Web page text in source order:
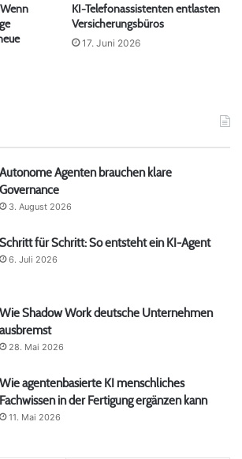
KI-Telefonassistenten entlasten
Versicherungsbüros
17. Juni 2026
Autonome Agenten brauchen klare
Governance
3. August 2026
Schritt für Schritt: So entsteht ein KI-Agent
6. Juli 2026
Wie Shadow Work deutsche Unternehmen
ausbremst
28. Mai 2026
Wie agentenbasierte KI menschliches
Fachwissen in der Fertigung ergänzen kann
11. Mai 2026